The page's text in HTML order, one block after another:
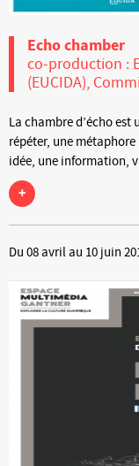
Echo chamber
co-production :
(EUCIDA),
La chambre d’écho est
répéter, une
idée, une information,
+
Du 08 avril au 10 juin